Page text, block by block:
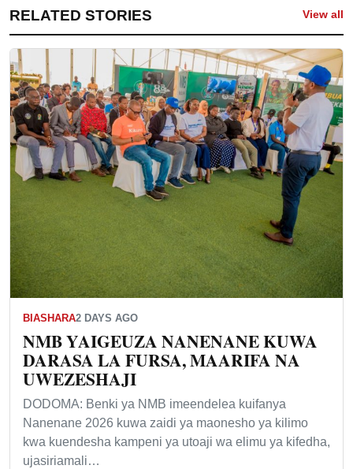
RELATED STORIES View all
BIASHARA2 DAYS AGO
NMB YAIGEUZA NANENANE KUWA
DARASA LA FURSA, MAARIFA NA
UWEZESHAJI
DODOMA: Benki ya NMB imeendelea kuifanya
Nanenane 2026 kuwa zaidi ya maonesho ya kilimo
kwa kuendesha kampeni ya utoaji wa elimu ya kifedha,
ujasiriamali…